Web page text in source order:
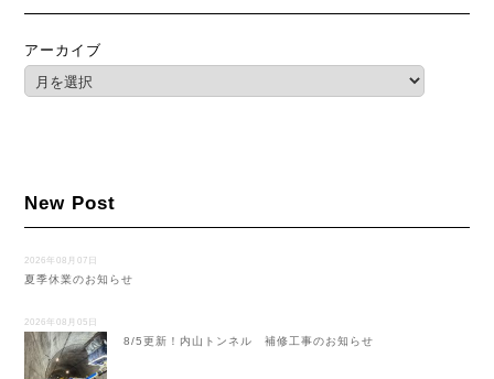
アーカイブ
New Post
2026年08月07日
夏季休業のお知らせ
2026年08月05日
8/5更新！内山トンネル 補修工事のお知らせ